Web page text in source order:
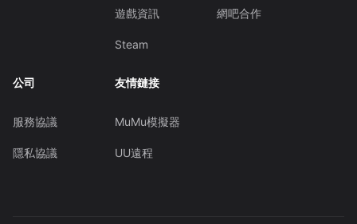
遊戲資訊
Steam
網吧合作
公司
服務協議
隱私協議
友情鏈接
MuMu模擬器
UU遠程